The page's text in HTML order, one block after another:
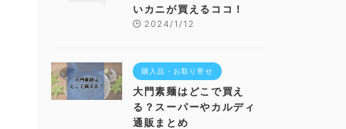
いカニが買えるココ！
2024/1/12
購入品・お取り寄せ
大門素麺はどこで買え
る？スーパーやカルディ
通販まとめ